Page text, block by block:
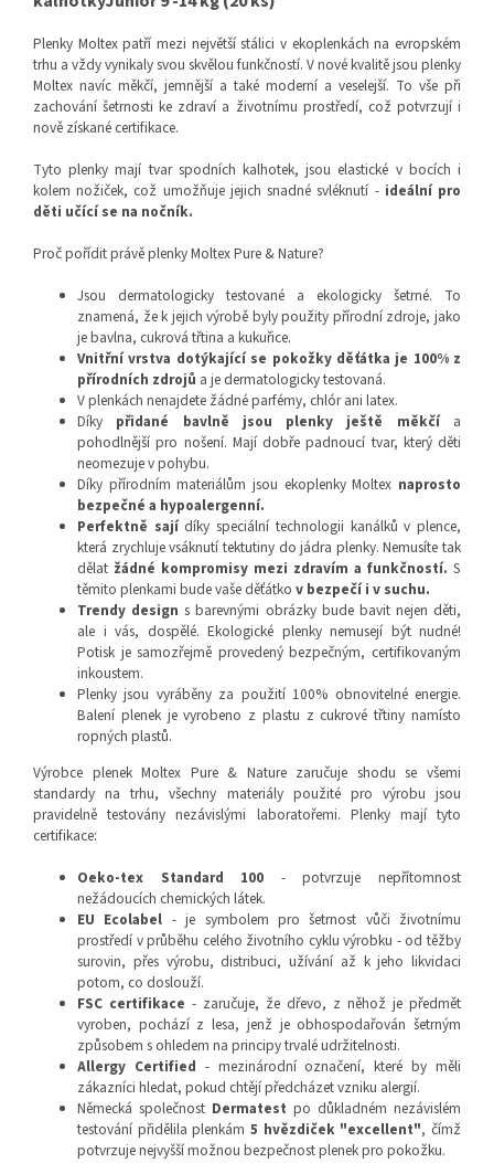
Plenky Moltex patří mezi největší stálici v ekoplenkách na evropském
trhu a vždy vynikaly svou skvělou funkčností. V nové kvalitě jsou plenky
Moltex navíc měkčí, jemnější a také moderní a veselejší. To vše při
zachování šetrnosti ke zdraví a životnímu prostředí, což potvrzují i
nově získané certifikace.
Tyto plenky mají tvar spodních kalhotek, jsou elastické v bocích i
kolem nožiček, což umožňuje jejich snadné svléknutí - ideální pro
děti učící se na nočník.
Proč pořídit právě plenky Moltex Pure & Nature?
Jsou dermatologicky testované a ekologicky šetrné. To
znamená, že k jejich výrobě byly použity přírodní zdroje, jako
je bavlna, cukrová třtina a kukuřice.
Vnitřní vrstva dotýkající se pokožky děťátka je 100% z
přírodních zdrojů a je dermatologicky testovaná.
V plenkách nenajdete žádné parfémy, chlór ani latex.
Díky přidané bavlně jsou plenky ještě měkčía
pohodlnější pro nošení. Mají dobře padnoucí tvar, který děti
neomezuje v pohybu.
Díky přírodním materiálům jsou ekoplenky Moltex naprosto
bezpečné a hypoalergenní.
Perfektně sajídíky speciální technologii kanálků v plence,
která zrychluje vsáknutí tektutiny do jádra plenky. Nemusíte tak
dělat žádné kompromisy mezi zdravím a funkčností. S
těmito plenkami bude vaše děťátko v bezpečí i v suchu.
Trendy design s barevnými obrázky bude bavit nejen děti,
ale i vás, dospělé. Ekologické plenky nemusejí být nudné!
Potisk je samozřejmě provedený bezpečným, certifikovaným
inkoustem.
Plenky jsou vyráběny za použití 100% obnovitelné energie.
Balení plenek je vyrobeno z plastu z cukrové třtiny namísto
ropných plastů.
Výrobce plenek Moltex Pure & Nature zaručuje shodu se všemi
standardy na trhu, všechny materiály použité pro výrobu jsou
pravidelně testovány nezávislými laboratořemi. Plenky mají tyto
certifikace:
Oeko-tex Standard 100 - potvrzuje nepřítomnost
nežádoucích chemických látek.
EU Ecolabel - je symbolem pro šetrnost vůči životnímu
prostředí v průběhu celého životního cyklu výrobku - od těžby
surovin, přes výrobu, distribuci, užívání až k jeho likvidaci
potom, co doslouží.
FSC certifikace - zaručuje, že dřevo, z něhož je předmět
vyroben, pochází z lesa, jenž je obhospodařován šetrným
způsobem s ohledem na principy trvalé udržitelnosti.
Allergy Certified - mezinárodní označení, které by měli
zákazníci hledat, pokud chtějí předcházet vzniku alergií.
Německá společnost Dermatest po důkladném nezávislém
testování přidělila plenkám 5 hvězdiček "excellent", čímž
potvrzuje nejvyšší možnou bezpečnost plenek pro pokožku.